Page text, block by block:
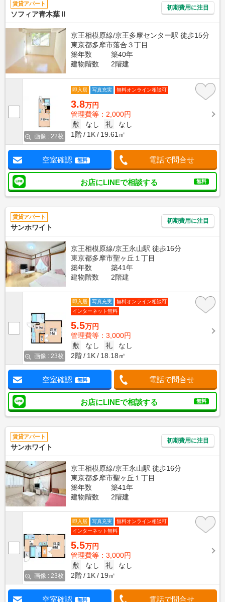
賃貸アパート
ソフィア青木葉Ⅱ
初期費用に注目
京王相模原線/京王多摩センター駅 徒歩15分
東京都多摩市落合３丁目
築年数
築40年
建物階数
2階建
画像 : 22枚
即入居 写真充実 無料オンライン相談可
3.8万円
管理費等：2,000円
敷
なし 礼
なし
1階
1K 19.61㎡
空室確認 無料 電話で問合せ
お店にLINEで相談する 無料
賃貸アパート
サンホワイト
初期費用に注目
京王相模原線/京王永山駅 徒歩16分
東京都多摩市聖ヶ丘１丁目
築年数
築41年
建物階数
2階建
画像 : 23枚
即入居 写真充実
無料オンライン相談可
インターネット無料
5.5万円
管理費等：3,000円
敷
なし 礼
なし
2階
1K 18.18㎡
空室確認 無料 電話で問合せ
お店にLINEで相談する 無料
賃貸アパート
サンホワイト
初期費用に注目
京王相模原線/京王永山駅 徒歩16分
東京都多摩市聖ヶ丘１丁目
築年数
築41年
建物階数
2階建
画像 : 23枚
即入居 写真充実
無料オンライン相談可
インターネット無料
5.5万円
管理費等：3,000円
敷
なし 礼
なし
2階
1K 19㎡
空室確認 無料 電話で問合せ